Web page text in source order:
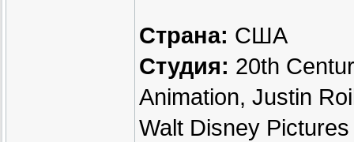
Страна: США
Студия: 20th
Animation, Justin
Walt Disney